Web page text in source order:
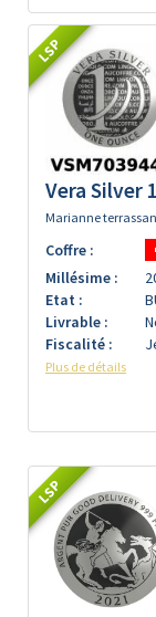
LSP
Vera Silver
Marianne
Coffre :
Millésime :
Etat :
Livrable :
Fiscalité :
Plus de détails
LSP